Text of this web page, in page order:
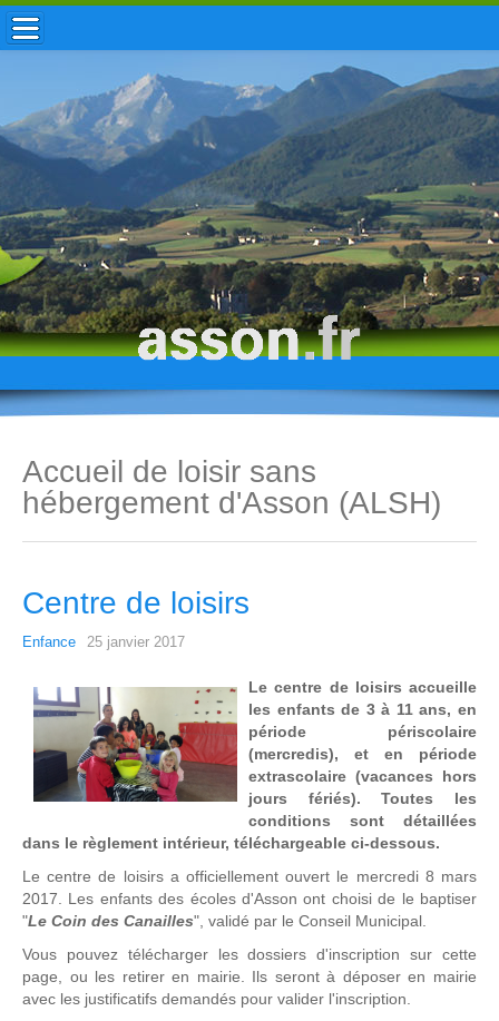
ACCUEIL / INFOS
MUNICIPALITÉ
VIE LOCALE
ENFANCE
TOURISME
HISTOIRE
Accueil de loisir sans
hébergement d'Asson (ALSH)
Centre de loisirs
Enfance 25 janvier 2017
Le centre de loisirs accueille
les enfants de 3 à 11 ans, en
période périscolaire
(mercredis), et en période
extrascolaire (vacances hors
jours fériés). Toutes les
conditions sont détaillées
dans le règlement intérieur, téléchargeable ci-dessous.
Le centre de loisirs a officiellement ouvert le mercredi 8 mars
2017. Les enfants des écoles d'Asson ont choisi de le baptiser
"Le Coin des Canailles", validé par le Conseil Municipal.
Vous pouvez télécharger les dossiers d'inscription sur cette
page, ou les retirer en mairie. Ils seront à déposer en mairie
avec les justificatifs demandés pour valider l'inscription.